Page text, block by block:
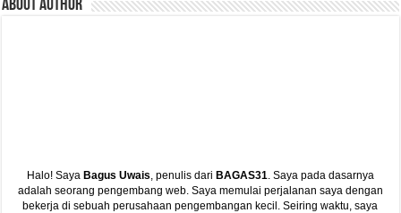
ABout Author
Halo! Saya Bagus Uwais, penulis dari BAGAS31. Saya pada dasarnya
adalah seorang pengembang web. Saya memulai perjalanan saya dengan
bekerja di sebuah perusahaan pengembangan kecil. Seiring waktu, saya